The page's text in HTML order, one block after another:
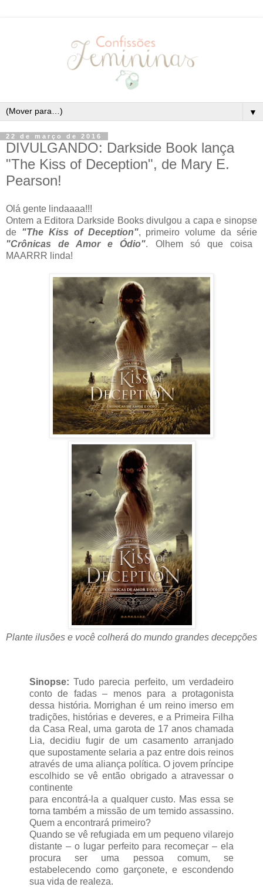
▼
22 de março de 2016
DIVULGANDO: Darkside Book lança
"The Kiss of Deception", de Mary E.
Pearson!
Olá gente lindaaaa!!!
Ontem a Editora Darkside Books divulgou a capa e sinopse
de "The Kiss of Deception", primeiro volume da série
"Crônicas de Amor e Ódio". Olhem só que coisa
MAARRR linda!
Plante ilusões e você colherá do mundo grandes decepções
Sinopse:Tudo parecia perfeito, um verdadeiro
conto de fadas – menos para a protagonista
dessa história. Morrighan é um reino imerso em
tradições, histórias e deveres, e a Primeira Filha
da Casa Real, uma garota de 17 anos chamada
Lia, decidiu fugir de um casamento arranjado
que supostamente selaria a paz entre dois reinos
através de uma aliança política. O jovem príncipe
escolhido se vê então obrigado a atravessar o
continente
para encontrá-la a qualquer custo. Mas essa se
torna também a missão de um temido assassino.
Quem a encontrará primeiro?
Quando se vê refugiada em um pequeno vilarejo
distante – o lugar perfeito para recomeçar – ela
procura ser uma pessoa comum, se
estabelecendo como garçonete, e escondendo
sua vida de realeza.